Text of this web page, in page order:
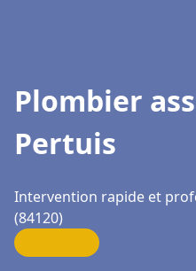
Plombier
Pertuis
Intervention rapide et
(84120)